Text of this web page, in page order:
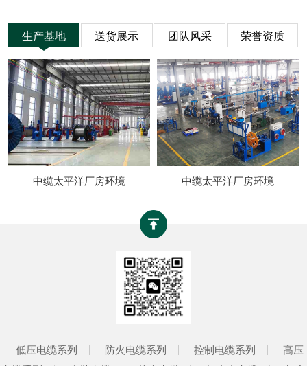
生产基地 送货展示 团队风采 荣誉资质
中缆太平洋厂房环境 中缆太平洋厂房环境
低压电缆系列 防火电缆系列 控制电缆系列
高压